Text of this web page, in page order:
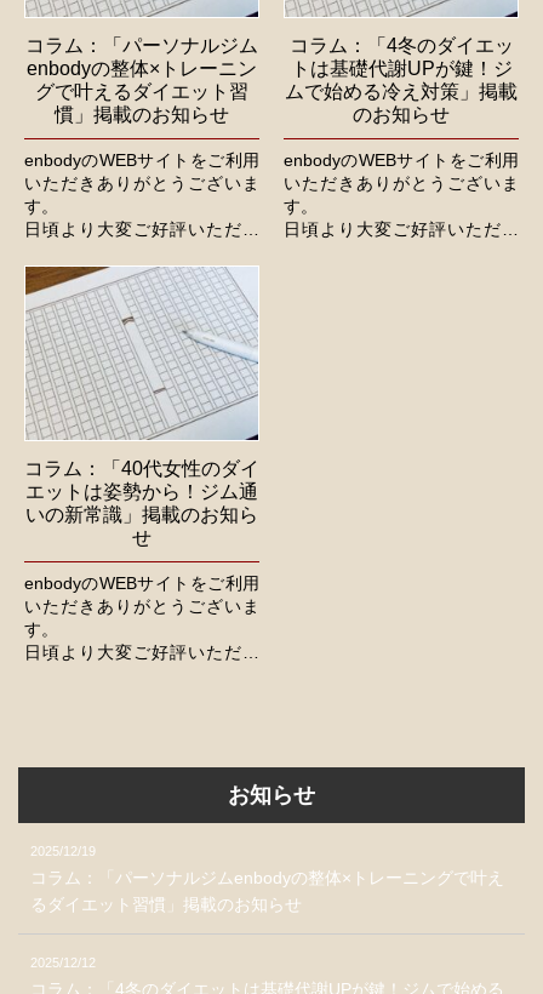
コラム：「パーソナルジム
enbodyの整体×トレーニン
グで叶えるダイエット習
慣」掲載のお知らせ
enbodyのWEBサイトをご利用
いただきありがとうございま
す。
日頃より大変ご好評いただい
記事を公開いたしました。
今後とも、より一層のご活用
をくださいますよう、よろし...
コラム：「4冬のダイエッ
トは基礎代謝UPが鍵！ジ
ムで始める冷え対策」掲載
のお知らせ
enbodyのWEBサイトをご利用
いただきありがとうございま
す。
日頃より大変ご好評いただい
コラム：「40代女性のダイ
エットは姿勢から！ジム通
いの新常識」掲載のお知ら
せ
enbodyのWEBサイトをご利用
いただきありがとうございま
す。
日頃より大変ご好評いただい
お知らせ
2025/12/19
コラム：「パーソナルジムenbodyの整体×トレーニングで叶え
るダイエット習慣」掲載のお知らせ
2025/12/12
コラム：「4冬のダイエットは基礎代謝UPが鍵！ジムで始める